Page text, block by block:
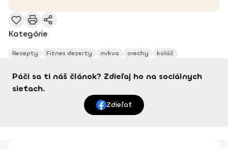
Kategórie
Recepty Fitnes dezerty mrkva orechy koláč
Páči sa ti náš článok? Zdieľaj ho na sociálnych
sieťach.
Zdieľať